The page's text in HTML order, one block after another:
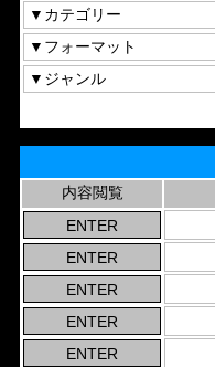
内容閲覧